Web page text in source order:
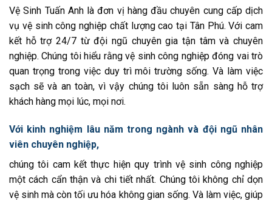
Vệ Sinh Tuấn Anh là đơn vị hàng đầu chuyên cung cấp dịch
vụ vệ sinh công nghiệp chất lượng cao tại Tân Phú. Với cam
kết hỗ trợ 24/7 từ đội ngũ chuyên gia tận tâm và chuyên
nghiệp. Chúng tôi hiểu rằng vệ sinh công nghiệp đóng vai trò
quan trọng trong việc duy trì môi trường sống. Và làm việc
sạch sẽ và an toàn, vì vậy chúng tôi luôn sẵn sàng hỗ trợ
khách hàng mọi lúc, mọi nơi.
Với kinh nghiệm lâu năm trong ngành và đội ngũ nhân
viên chuyên nghiệp,
chúng tôi cam kết thực hiện quy trình vệ sinh công nghiệp
một cách cẩn thận và chi tiết nhất. Chúng tôi không chỉ dọn
vệ sinh mà còn tối ưu hóa không gian sống. Và làm việc, giúp